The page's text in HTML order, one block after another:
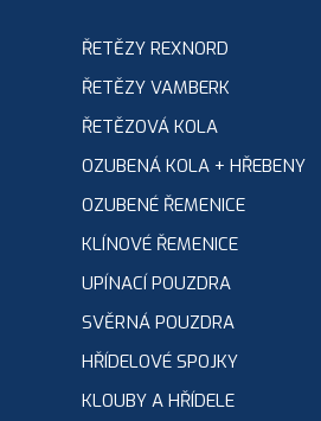
ŘETĚZY REXNORD
ŘETĚZY VAMBERK
ŘETĚZOVÁ KOLA
OZUBENÁ KOLA + HŘEBENY
OZUBENÉ ŘEMENICE
KLÍNOVÉ ŘEMENICE
UPÍNACÍ POUZDRA
SVĚRNÁ POUZDRA
HŘÍDELOVÉ SPOJKY
KLOUBY A HŘÍDELE